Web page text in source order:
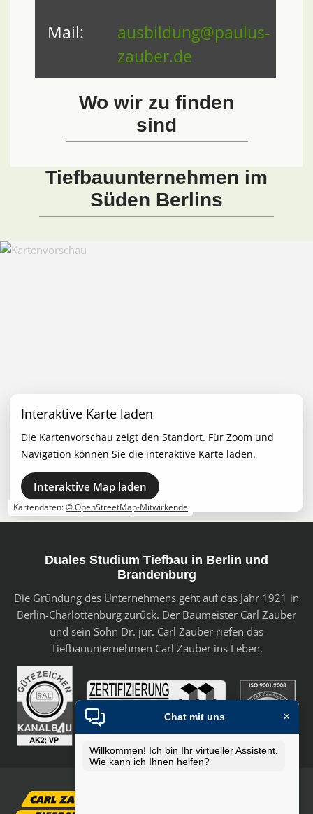
Mail:
ausbildung@paulus-
zauber.de
Wo wir zu finden
sind
Tiefbauunternehmen im
Süden Berlins
Interaktive Karte laden
Die Kartenvorschau zeigt den Standort. Für Zoom und
Navigation können Sie die interaktive Karte laden.
Interaktive Map laden
Kartendaten:© OpenStreetMap-Mitwirkende
Duales Studium Tiefbau in Berlin und
Brandenburg
Die Gründung des Unternehmens geht auf das Jahr 1921 in
Berlin-Charlottenburg zurück. Der Baumeister Carl Zauber
und sein Sohn Dr. jur. Carl Zauber riefen das
Tiefbauunternehmen Carl Zauber ins Leben.
Chat mit uns ×
Willkommen! Ich bin Ihr virtueller Assistent.
Wie kann ich Ihnen helfen?